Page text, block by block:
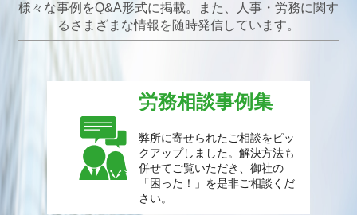
様々な事例をQ&A形式に掲載。また、人事・労務に関す
るさまざまな情報を随時発信しています。
労務相談事例集
弊所に寄せられたご相談をピッ
クアップしました。解決方法も
併せてご覧いただき、御社の
「困った！」を是非ご相談くだ
さい。